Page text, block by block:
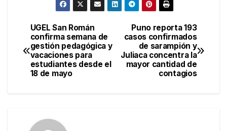
Navegación
de
entradas
Puno reporta 193
casos confirmados
de sarampión y
Juliaca concentra la
mayor cantidad de
contagios
UGEL San Román
confirma semana de
gestión pedagógica y
vacaciones para
estudiantes desde el
18 de mayo